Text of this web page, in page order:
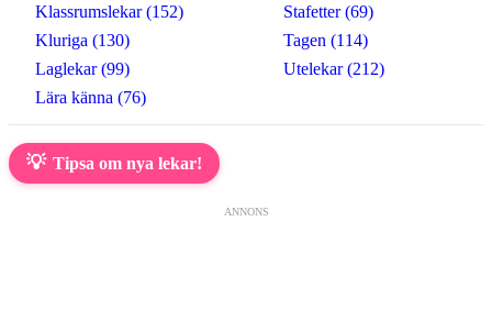
Klassrumslekar (152)
Kluriga (130)
Laglekar (99)
Lära känna (76)
Stafetter (69)
Tagen (114)
Utelekar (212)
💡 Tipsa om nya lekar!
ANNONS